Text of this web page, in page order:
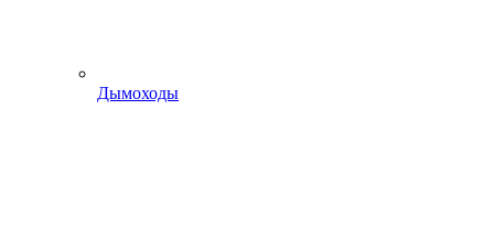
Дымоходы